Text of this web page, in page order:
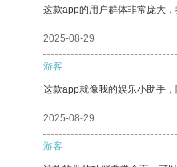
这款app的用户群体非常庞大
2025-08-29
游客
这款app就像我的娱乐小助手，
2025-08-29
游客